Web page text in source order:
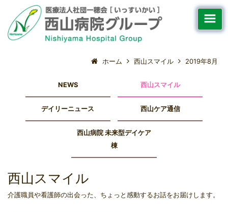
ホーム 西山スマイル 2019年8月
NEWS 西山スマイル
デイリーニュース 西山ケア通信
西山病院 未来型デイケア
棟
西山スマイル
介護職員や看護師の出会った、ちょっと感動するお話をお届けします。